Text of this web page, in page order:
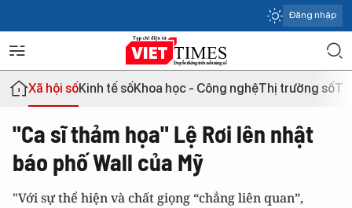
Đăng nhập
Xã hội sốKinh tế sốKhoa học - Công nghệThị trường số
"Ca sĩ thảm họa" Lệ Rơi lên nhật
báo phố Wall của Mỹ
"Với sự thể hiện và chất giọng “chẳng liên quan”,